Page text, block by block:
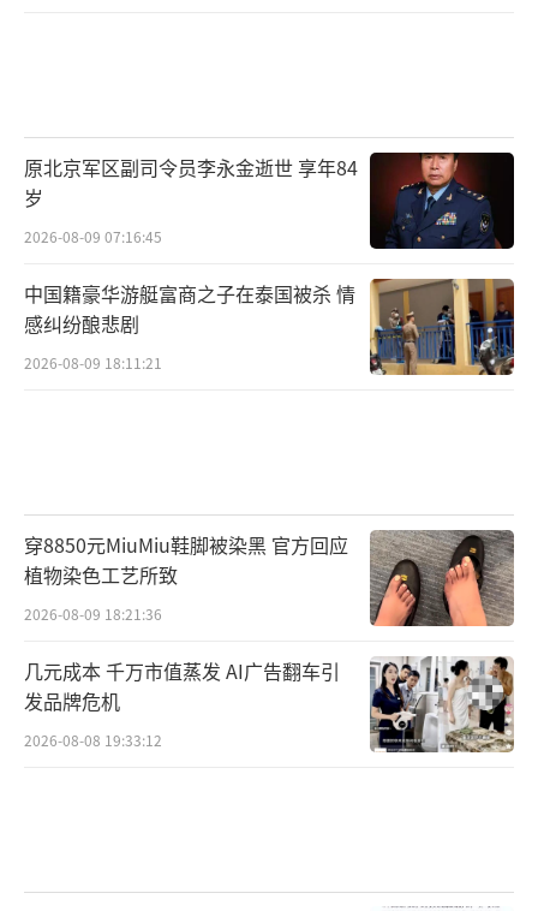
原北京军区副司令员李永金逝世 享年84
岁
2026-08-09 07:16:45
中国籍豪华游艇富商之子在泰国被杀 情
感纠纷酿悲剧
2026-08-09 18:11:21
穿8850元MiuMiu鞋脚被染黑 官方回应
植物染色工艺所致
2026-08-09 18:21:36
几元成本 千万市值蒸发 AI广告翻车引
发品牌危机
2026-08-08 19:33:12